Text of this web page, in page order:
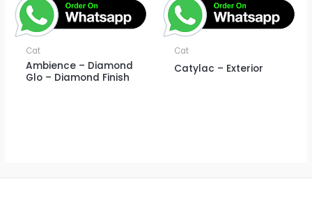
Cat
Ambience – Diamond
Glo – Diamond Finish
Cat
Catylac – Exterior